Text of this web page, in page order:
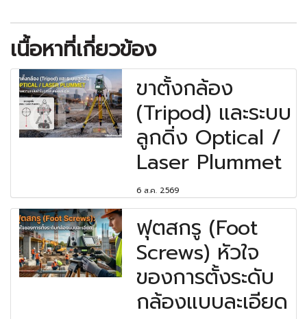
เนื้อหาที่เกี่ยวข้อง
ขาตั้งกล้อง
(Tripod) และระบบ
ลูกดิ่ง Optical /
Laser Plummet
6 ส.ค. 2569
ฟุตสกรู (Foot
Screws) หัวใจ
ของการตั้งระดับ
กล้องแบบละเอียด